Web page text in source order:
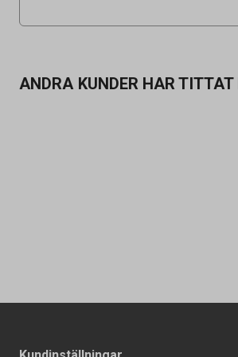
ANDRA KUNDER HAR TITTAT